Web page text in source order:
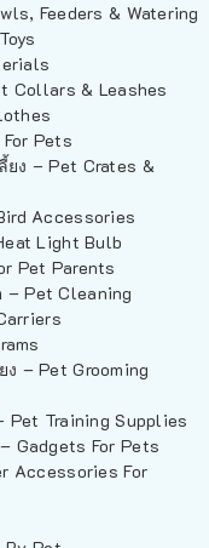
Feeders & Watering
Collars & Leashes
Pets
ง – Pet Crates &
Accessories
Light Bulb
Pet Parents
Pet Cleaning
– Pet Grooming
Pet Training Supplies
Gadgets For Pets
Accessories For